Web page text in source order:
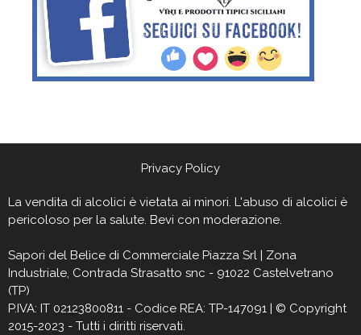
Privacy Policy
La vendita di alcolici è vietata ai minori. L'abuso di alcolici è
pericoloso per la salute. Bevi con moderazione.
Sapori del Belìce di Commerciale Piazza Srl | Zona
Industriale, Contrada Strasatto snc - 91022 Castelvetrano
(TP)
P.IVA: IT 02123800811 - Codice REA: TP-147091 | © Copyright
2015-2023 - Tutti i diritti riservati.